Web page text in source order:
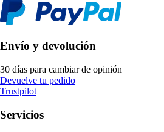
Envío y devolución
30 días para cambiar de opinión
Devuelve tu pedido
Trustpilot
Servicios